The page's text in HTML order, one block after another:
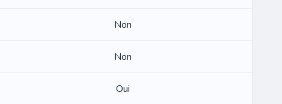
Non
Non
Oui